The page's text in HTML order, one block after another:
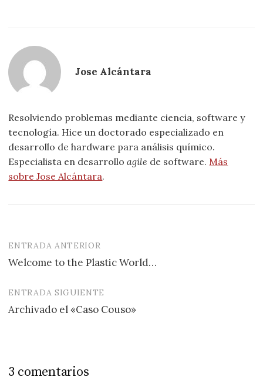
Jose Alcántara
Resolviendo problemas mediante ciencia, software y
tecnología. Hice un doctorado especializado en
desarrollo de hardware para análisis químico.
Especialista en desarrolloagile de software. Más
sobre Jose Alcántara.
Navegación
de
entradas
ENTRADA ANTERIOR
Welcome to the Plastic World…
ENTRADA SIGUIENTE
Archivado el «Caso Couso»
3 comentarios